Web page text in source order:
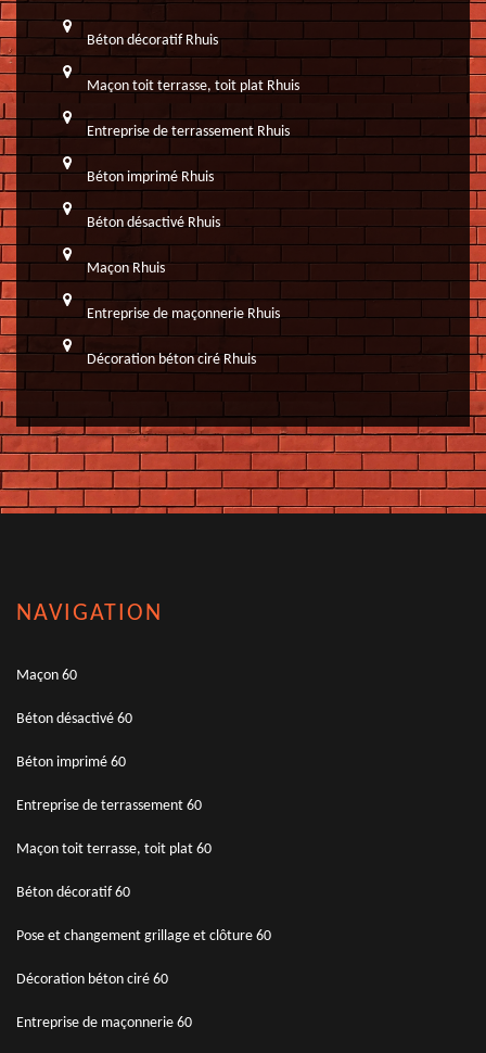
Béton décoratif Rhuis
Maçon toit terrasse, toit plat Rhuis
Entreprise de terrassement Rhuis
Béton imprimé Rhuis
Béton désactivé Rhuis
Maçon Rhuis
Entreprise de maçonnerie Rhuis
Décoration béton ciré Rhuis
NAVIGATION
Maçon 60
Béton désactivé 60
Béton imprimé 60
Entreprise de terrassement 60
Maçon toit terrasse, toit plat 60
Béton décoratif 60
Pose et changement grillage et clôture 60
Décoration béton ciré 60
Entreprise de maçonnerie 60